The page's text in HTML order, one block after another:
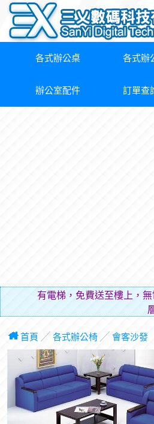
各式辦公桌 各式辦
辦公室配件 訂單查
有電梯，免費送至樓上，
層費
首頁 ╱ 各式辦公椅╱ 會客沙發